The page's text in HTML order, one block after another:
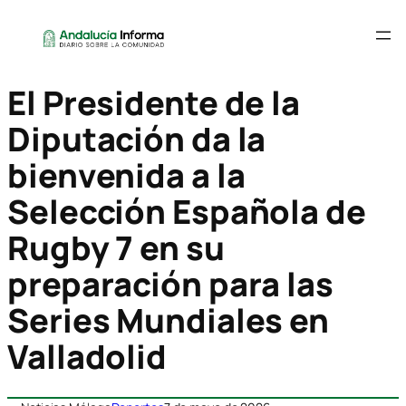
El Presidente de la
Diputación da la
bienvenida a la
Selección Española de
Rugby 7 en su
preparación para las
Series Mundiales en
Valladolid